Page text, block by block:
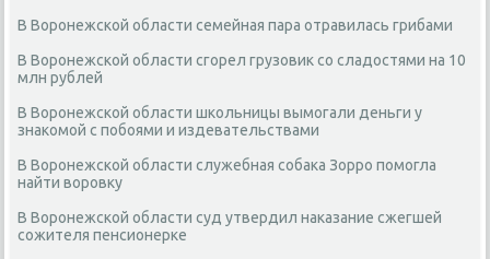
В Воронежской области семейная пара отравилась грибами
В Воронежской области сгорел грузовик со сладостями на 10
млн рублей
В Воронежской области школьницы вымогали деньги у
знакомой с побоями и издевательствами
В Воронежской области служебная собака Зорро помогла
найти воровку
В Воронежской области суд утвердил наказание сжегшей
сожителя пенсионерке